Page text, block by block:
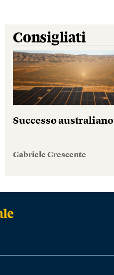
Consigliati
Successo australiano
Gabriele Crescente